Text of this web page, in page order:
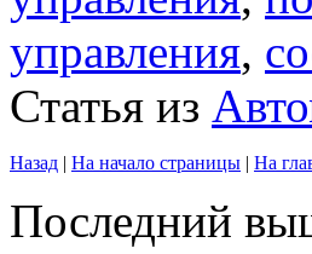
управления,
Статья из
Назад | На начало страницы | На
Последний